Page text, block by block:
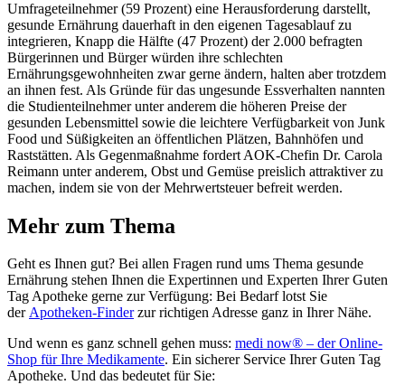
Umfrageteilnehmer (59 Prozent) eine Herausforderung darstellt,
gesunde Ernährung dauerhaft in den eigenen Tagesablauf zu
integrieren, Knapp die Hälfte (47 Prozent) der 2.000 befragten
Bürgerinnen und Bürger würden ihre schlechten
Ernährungsgewohnheiten zwar gerne ändern, halten aber trotzdem
an ihnen fest. Als Gründe für das ungesunde Essverhalten nannten
die Studienteilnehmer unter anderem die höheren Preise der
gesunden Lebensmittel sowie die leichtere Verfügbarkeit von Junk
Food und Süßigkeiten an öffentlichen Plätzen, Bahnhöfen und
Raststätten. Als Gegenmaßnahme fordert AOK-Chefin Dr. Carola
Reimann unter anderem, Obst und Gemüse preislich attraktiver zu
machen, indem sie von der Mehrwertsteuer befreit werden.
Mehr zum Thema
Geht es Ihnen gut? Bei allen Fragen rund ums Thema gesunde
Ernährung stehen Ihnen die Expertinnen und Experten Ihrer Guten
Tag Apotheke gerne zur Verfügung: Bei Bedarf lotst Sie
derApotheken-Finderzur richtigen Adresse ganz in Ihrer Nähe.
Und wenn es ganz schnell gehen muss: medi now® – der Online-
Shop für Ihre Medikamente. Ein sicherer Service Ihrer Guten Tag
Apotheke. Und das bedeutet für Sie: